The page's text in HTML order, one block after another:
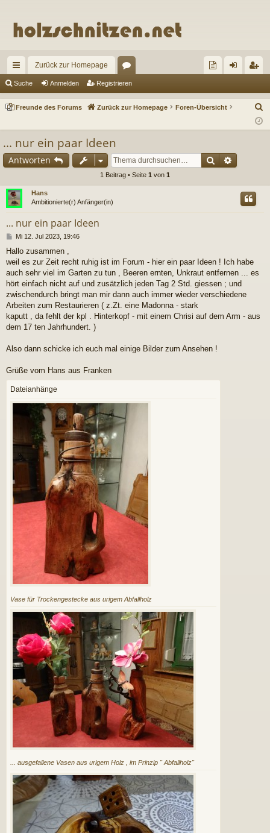
ch
ne
riff
Zurück zur Homepage
or
en un
s
m
n
ist
rie
Suche Anmelden Registrieren
Freunde des Forums Zurück zur Homepage Foren-Übersicht
... nur ein paar Ideen
Antworten Suche
1 Beitrag • Seite 1 von 1
Hans
Ambitionierte(r) Anfänger(in)
... nur ein paar Ideen
B
i
t
r
a
g
Mi 12. Jul 2023, 19:46
Hallo zusammen ,
weil es zur Zeit recht ruhig ist im Forum - hier ein paar Ideen ! Ich habe
auch sehr viel im Garten zu tun , Beeren ernten, Unkraut entfernen ... es
hört einfach nicht auf und zusätzlich jeden Tag 2 Std. giessen ; und
zwischendurch bringt man mir dann auch immer wieder verschiedene
Arbeiten zum Restaurieren ( z.Zt. eine Madonna - stark
kaputt , da fehlt der kpl . Hinterkopf - mit einem Chrisi auf dem Arm - aus
dem 17 ten Jahrhundert. )
Also dann schicke ich euch mal einige Bilder zum Ansehen !
Grüße vom Hans aus Franken
Dateianhänge
Vase für Trockengestecke aus urigem Abfallholz
... ausgefallene Vasen aus urigem Holz , im Prinzip " Abfallholz"